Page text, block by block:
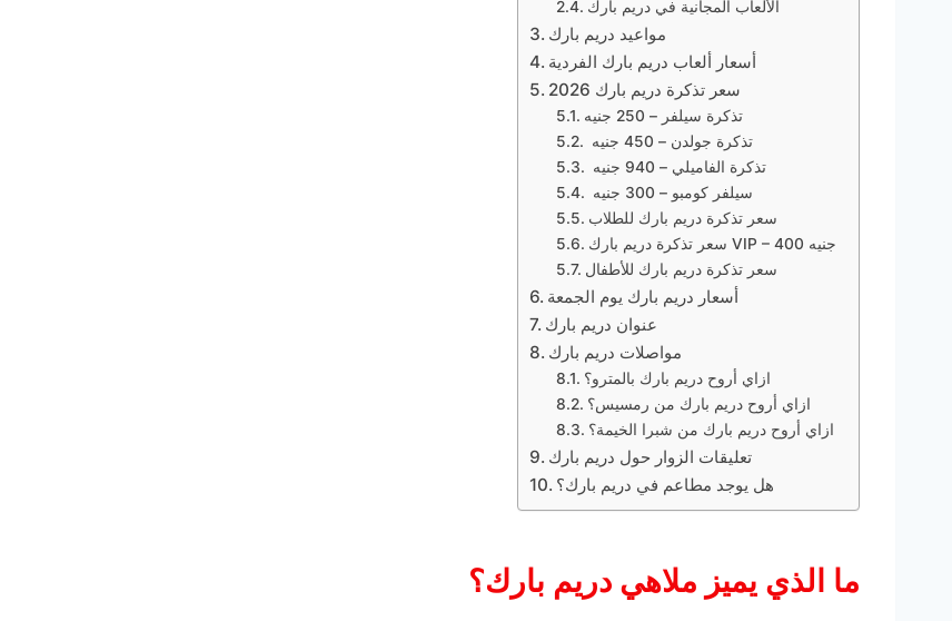
الألعاب المجانية في دريم بارك
مواعيد دريم بارك
أسعار ألعاب دريم بارك الفردية
سعر تذكرة دريم بارك 2026
تذكرة سيلفر – 250 جنيه
تذكرة جولدن – 450 جنيه
تذكرة الفاميلي – 940 جنيه
سيلفر كومبو – 300 جنيه
سعر تذكرة دريم بارك للطلاب
سعر تذكرة دريم بارك VIP – 400 جنيه
سعر تذكرة دريم بارك للأطفال
أسعار دريم بارك يوم الجمعة
عنوان دريم بارك
مواصلات دريم بارك
ازاي أروح دريم بارك بالمترو؟
ازاي أروح دريم بارك من رمسيس؟
ازاي أروح دريم بارك من شبرا الخيمة؟
تعليقات الزوار حول دريم بارك
هل يوجد مطاعم في دريم بارك؟
ما الذي يميز ملاهي دريم بارك؟